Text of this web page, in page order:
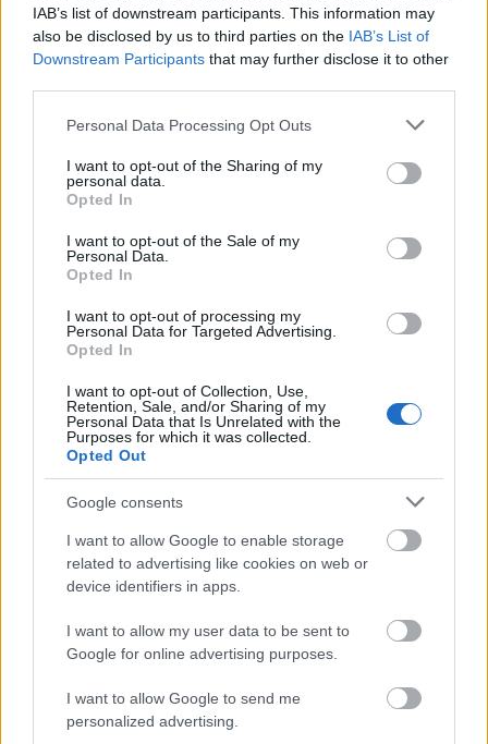
IAB’s list of downstream participants. This information may
also be disclosed by us to third parties on the IAB’s List of
Downstream Participants that may further disclose it to other
Please note that this website/app uses one or more Google
not limited to your visit or usage behaviour. You may click to
grant or deny consent to Google and its third-party tags to
use your data for below specified purposes in below Google
consent section.
Personal Data Processing Opt Outs
I want to opt-out of the Sharing of my
personal data.
Opted In
I want to opt-out of the Sale of my
Personal Data.
Opted In
I want to opt-out of processing my
Personal Data for Targeted Advertising.
Opted In
I want to opt-out of Collection, Use,
Retention, Sale, and/or Sharing of my
Personal Data that Is Unrelated with the
Purposes for which it was collected.
Opted Out
Google consents
I want to allow Google to enable storage
related to advertising like cookies on web or
device identifiers in apps.
I want to allow my user data to be sent to
Google for online advertising purposes.
I want to allow Google to send me
personalized advertising.
Όταν ένα άτομο αποκτά διαπιστευτήρια
ταυτότητας που αντικατοπτρίζουν με ακρίβεια την
αυθεντική του ταυτότητα, μπορεί να ζήσει με
περισσότερη αξιοπρέπεια και σεβασμό
Stern.